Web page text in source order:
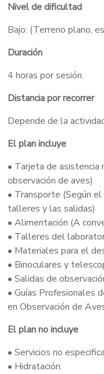
Nivel de dificultad
Bajo: (Terreno plano,
Duración
4 horas por sesión.
Distancia por recorrer
Depende de la
El plan incluye
• Tarjeta de asistencia
observación de aves)
• Transporte (Según
talleres y las salidas)
• Alimentación (A
• Talleres del
• Materiales para el
• Binoculares y
• Salidas de
• Guías Profesionales
en Observación de
El plan no incluye
• Servicios no
• Hidratación.